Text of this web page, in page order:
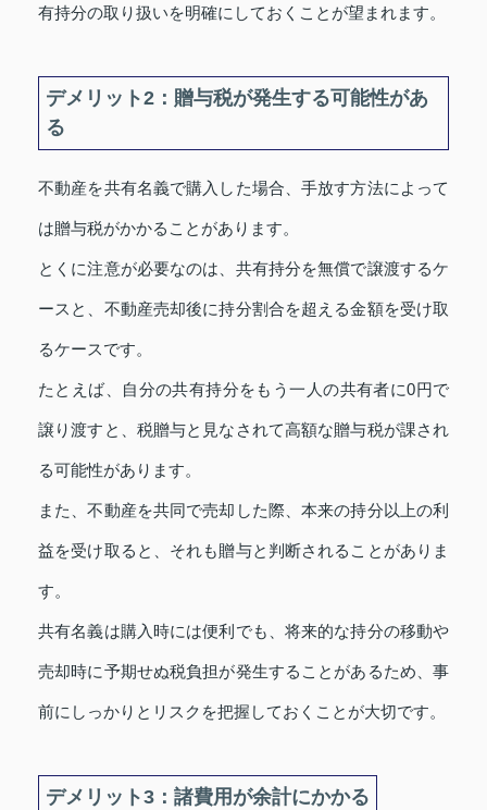
有持分の取り扱いを明確にしておくことが望まれます。
デメリット2：贈与税が発生する可能性があ
る
不動産を共有名義で購入した場合、手放す方法によって
は贈与税がかかることがあります。
とくに注意が必要なのは、共有持分を無償で譲渡するケ
ースと、不動産売却後に持分割合を超える金額を受け取
るケースです。
たとえば、自分の共有持分をもう一人の共有者に0円で
譲り渡すと、税贈与と見なされて高額な贈与税が課され
る可能性があります。
また、不動産を共同で売却した際、本来の持分以上の利
益を受け取ると、それも贈与と判断されることがありま
す。
共有名義は購入時には便利でも、将来的な持分の移動や
売却時に予期せぬ税負担が発生することがあるため、事
前にしっかりとリスクを把握しておくことが大切です。
デメリット3：諸費用が余計にかかる